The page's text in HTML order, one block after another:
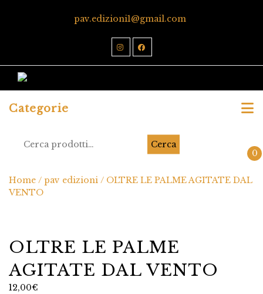
pav.edizioni1@gmail.com
Categorie
Cerca
0
Home / pav edizioni / OLTRE LE PALME AGITATE DAL
VENTO
OLTRE LE PALME
AGITATE DAL VENTO
12,00€